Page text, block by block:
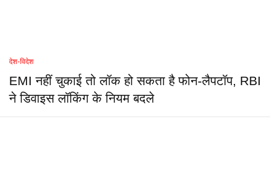
देश-विदेश
EMI नहीं चुकाई तो लॉक हो सकता है फोन-लैपटॉप, RBI
ने डिवाइस लॉकिंग के नियम बदले